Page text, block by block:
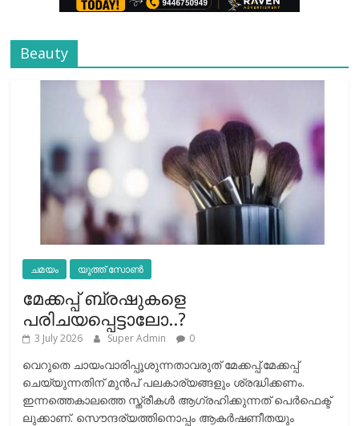
Beauty
ചമയം യൂത്ത് സോൺ
മേക്കപ്പ് ബ്രഷുകളെ
പരിചയപ്പെട്ടാലോ..?
3 July 2026 Super Admin 0
വെറുതെ ചായംവാരിപ്പൂശുന്നതാവരുത് മേക്കപ്പ്.മേക്കപ്പ്
ചെയ്യുന്നതിന് മുന്‍പ് പലകാര്യങ്ങളും ശ്രദ്ധിക്കണം.
ഇന്നത്തെകാലത്തെ സ്ത്രീകള്‍ ആഗ്രഹിക്കുന്നത് പെര്‍ഫെക്ട്
ലുക്കാണ്. സൌന്ദര്യത്തിനൊപ്പം ആകര്‍ഷണീതയും